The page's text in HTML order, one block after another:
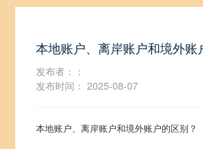
本地账户、离岸账户和境外账
发布者：：
发布时间： 2025-08-07
本地账户、离岸账户和境外账户的区别？